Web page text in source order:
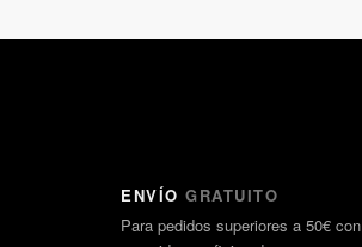
ENVÍO GRATUITO
Para pedidos superiores a 50€ con